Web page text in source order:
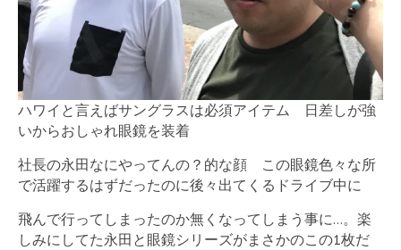
ハワイと言えばサングラスは必須アイテム 日差しが強
いからおしゃれ眼鏡を装着
社長の永田なにやってんの？的な顔 この眼鏡色々な所
で活躍するはずだったのに後々出てくるドライブ中に
飛んで行ってしまったのか無くなってしまう事に…。楽
しみにしてた永田と眼鏡シリーズがまさかのこの1枚だ